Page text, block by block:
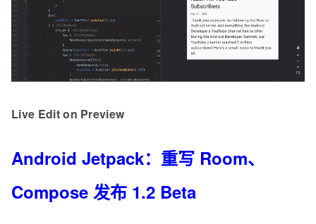
Live Edit on Preview
Android Jetpack：重写 Room、
Compose 发布 1.2 Beta